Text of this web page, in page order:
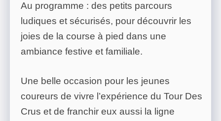
Au programme : des petits parcours
ludiques et sécurisés, pour découvrir les
joies de la course à pied dans une
ambiance festive et familiale.
Une belle occasion pour les jeunes
coureurs de vivre l’expérience du Tour Des
Crus et de franchir eux aussi la ligne